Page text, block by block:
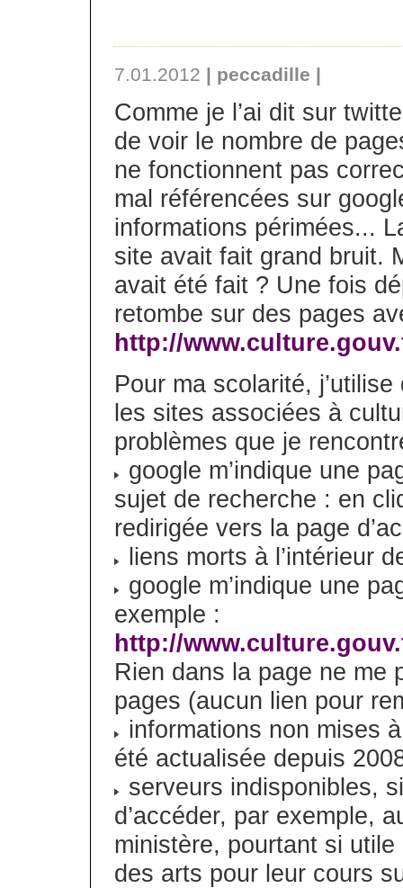
7.01.2012 | peccadille |
Comme je l’ai dit sur
de voir le nombre de
ne fonctionnent pas
mal référencées sur
informations périmées...
site avait fait grand bruit.
avait été fait ? Une fois
retombe sur des pages
http://
Pour ma scolarité,
les sites associées à
problèmes que je
google m’indique une
sujet de recherche : en
redirigée vers la page
liens morts à l’intérieur
google m’indique une
exemple :
http://
Rien dans la page ne me
pages (aucun lien pour
informations non mises
été actualisée depuis
serveurs indisponibles,
d’accéder, par exemple,
ministère, pourtant si
des arts pour leur cours